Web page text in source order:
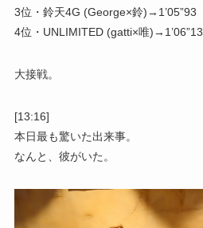
3位・鈴天4G (George×鈴)→1’05”93
4位・UNLIMITED (gatti×唯)→1’06”13
大接戦。
[13:16]
本日最も驚いた出来事。
なんと、彼がいた。